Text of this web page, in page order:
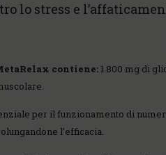
lo stress e
contiene:1.800 mg di
per il funzionamento di
l’efficacia.